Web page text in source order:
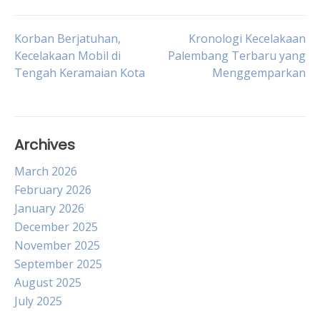
Post
navigation
Korban Berjatuhan,
Kecelakaan Mobil di
Tengah Keramaian Kota
Kronologi Kecelakaan
Palembang Terbaru yang
Menggemparkan
Archives
March 2026
February 2026
January 2026
December 2025
November 2025
September 2025
August 2025
July 2025